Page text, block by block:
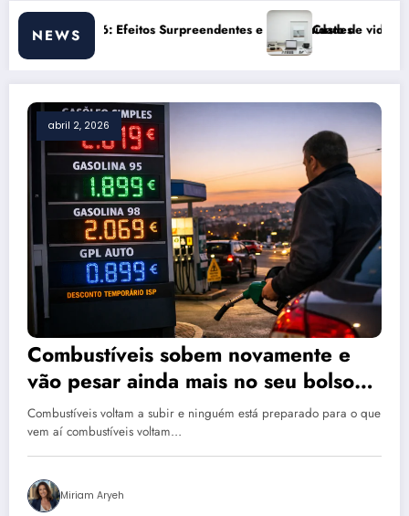
NEWS
de vida em Portugal 2026: impactos reais e ajustes necessários
abril 2, 2026
Combustíveis sobem novamente e
vão pesar ainda mais no seu bolso
esta semana
Combustíveis voltam a subir e ninguém está preparado para o que
vem aí combustíveis voltam…
Miriam Aryeh